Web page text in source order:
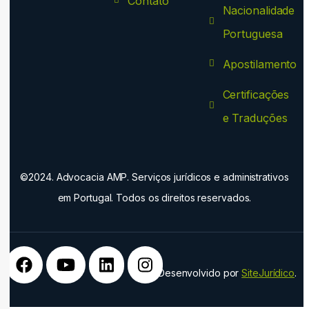
Nacionalidade
Portuguesa
Apostilamento
Certificações
e Traduções
©2024. Advocacia AMP. Serviços jurídicos e administrativos
em Portugal. Todos os direitos reservados.
Desenvolvido porSiteJurídico.